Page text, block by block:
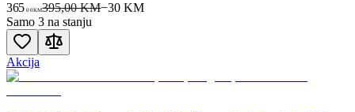
365 00KM395,00 KM−30 KM
Samo 3 na stanju
Akcija